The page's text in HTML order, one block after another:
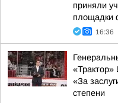
приняли
площадки
16:36
«За
степени